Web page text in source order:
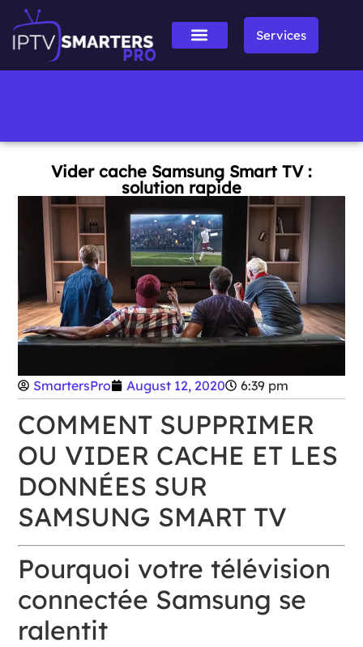
Services
Vider cache Samsung Smart TV :
solution rapide
SmartersPro August 12, 2020 6:39 pm
COMMENT SUPPRIMER
OU VIDER CACHE ET LES
DONNÉES SUR
SAMSUNG SMART TV
Pourquoi votre télévision
connectée Samsung se
ralentit